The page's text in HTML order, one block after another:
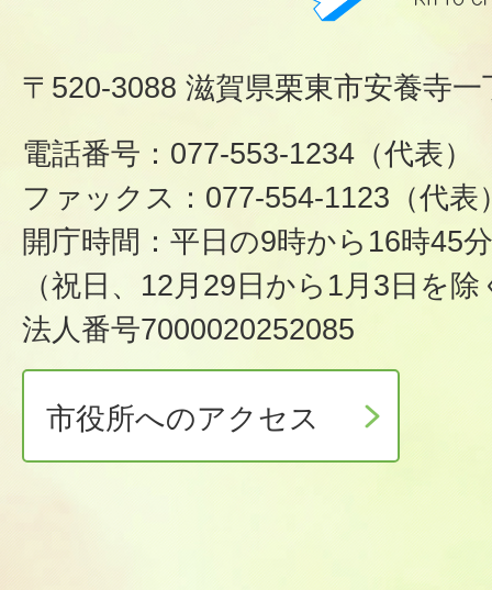
〒520-3088 滋賀県栗東市安養寺
電話番号：077-553-1234（代表）
ファックス：077-554-1123（代表
開庁時間：平日の9時から16時45分
（祝日、12月29日から1月3日を除
法人番号7000020252085
市役所へのアクセス